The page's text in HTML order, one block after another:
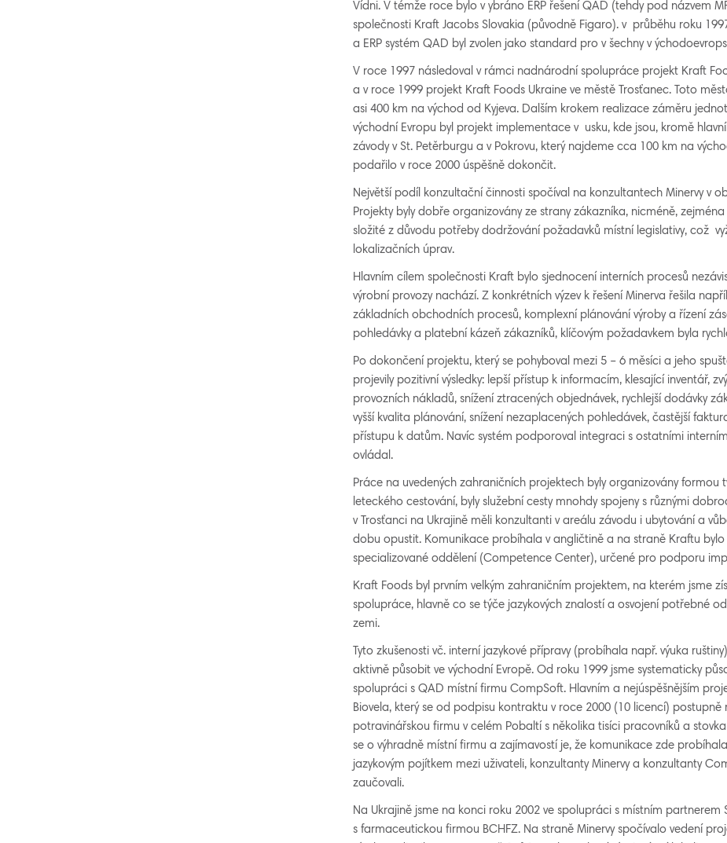
Vídni. V témže roce bylo v ybráno ERP řešení QAD (tehdy pod názvem
společnosti Kraft Jacobs Slovakia (původně Figaro). v průběhu roku
a ERP systém QAD byl zvolen jako standard pro v šechny v
V roce 1997 následoval v rámci nadnárodní spolupráce projekt Kraft
a v roce 1999 projekt Kraft Foods Ukraine ve městě Trosťanec. Toto
asi 400 km na východ od Kyjeva. Dalším krokem realizace záměru
východní Evropu byl projekt implementace v usku, kde jsou, kromě
závody v St. Petěrburgu a v Pokrovu, který najdeme cca 100 km na
podařilo v roce 2000 úspěšně dokončit.
Největší podíl konzultační činnosti spočíval na konzultantech Minervy v
Projekty byly dobře organizovány ze strany zákazníka, nicméně,
složité z důvodu potřeby dodržování požadavků místní legislativy, což
lokalizačních úprav.
Hlavním cílem společnosti Kraft bylo sjednocení interních procesů
výrobní provozy nachází. Z konkrétních výzev k řešení Minerva řešila
základních obchodních procesů, komplexní plánování výroby a řízení
pohledávky a platební kázeň zákazníků, klíčovým požadavkem byla
Po dokončení projektu, který se pohyboval mezi 5 – 6 měsíci a jeho
projevily pozitivní výsledky: lepší přístup k informacím, klesající inventář,
provozních nákladů, snížení ztracených objednávek, rychlejší dodávky
vyšší kvalita plánování, snížení nezaplacených pohledávek, častější
přístupu k datům. Navíc systém podporoval integraci s ostatními
ovládal.
Práce na uvedených zahraničních projektech byly organizovány formou
leteckého cestování, byly služební cesty mnohdy spojeny s různými
v Trosťanci na Ukrajině měli konzultanti v areálu závodu i ubytování a
dobu opustit. Komunikace probíhala v angličtině a na straně Kraftu bylo
specializované oddělení (Competence Center), určené pro podporu
Kraft Foods byl prvním velkým zahraničním projektem, na kterém jsme
spolupráce, hlavně co se týče jazykových znalostí a osvojení potřebné
zemi.
Tyto zkušenosti vč. interní jazykové přípravy (probíhala např. výuka
aktivně působit ve východní Evropě. Od roku 1999 jsme systematicky
spolupráci s QAD místní firmu CompSoft. Hlavním a nejúspěšnějším
Biovela, který se od podpisu kontraktu v roce 2000 (10 licencí) postupně
potravinářskou firmu v celém Pobaltí s několika tisíci pracovníků a
se o výhradně místní firmu a zajímavostí je, že komunikace zde
jazykovým pojítkem mezi uživateli, konzultanty Minervy a konzultanty
zaučovali.
Na Ukrajině jsme na konci roku 2002 ve spolupráci s místním partnerem
s farmaceutickou firmou BCHFZ. Na straně Minervy spočívalo vedení